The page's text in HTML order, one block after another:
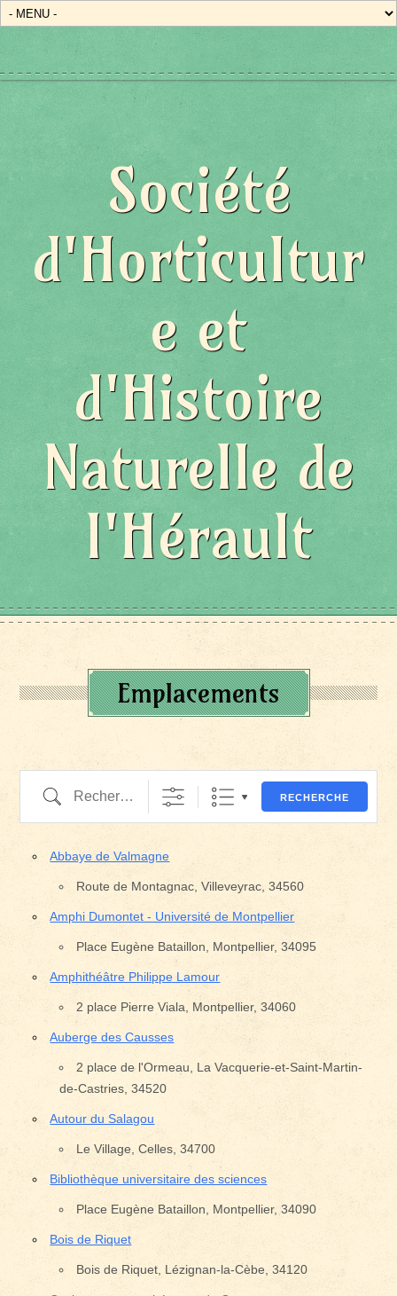
Société
d'Horticultur
e et
d'Histoire
Naturelle de
l'Hérault
Emplacements
Recherche RECHERCHE
Abbaye de Valmagne
Route de Montagnac, Villeveyrac, 34560
Amphi Dumontet - Université de Montpellier
Place Eugène Bataillon, Montpellier, 34095
Amphithéâtre Philippe Lamour
2 place Pierre Viala, Montpellier, 34060
Auberge des Causses
2 place de l'Ormeau, La Vacquerie-et-Saint-Martin-
de-Castries, 34520
Autour du Salagou
Le Village, Celles, 34700
Bibliothèque universitaire des sciences
Place Eugène Bataillon, Montpellier, 34090
Bois de Riquet
Bois de Riquet, Lézignan-la-Cèbe, 34120
État/Pays